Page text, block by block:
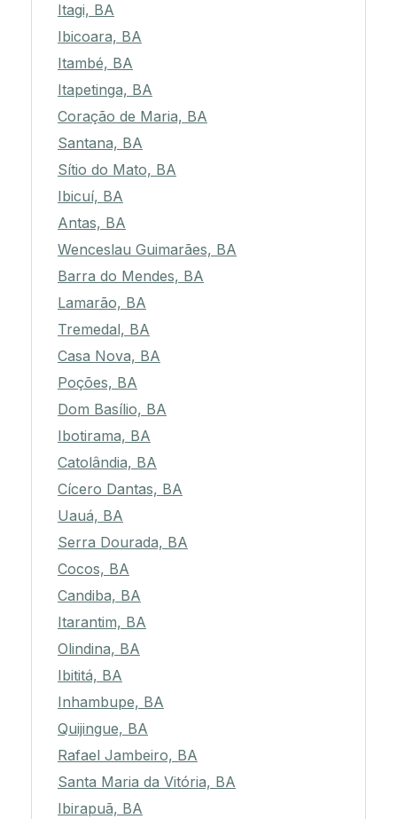
Itagi, BA
Ibicoara, BA
Itambé, BA
Itapetinga, BA
Coração de Maria, BA
Santana, BA
Sítio do Mato, BA
Ibicuí, BA
Antas, BA
Wenceslau Guimarães, BA
Barra do Mendes, BA
Lamarão, BA
Tremedal, BA
Casa Nova, BA
Poções, BA
Dom Basílio, BA
Ibotirama, BA
Catolândia, BA
Cícero Dantas, BA
Uauá, BA
Serra Dourada, BA
Cocos, BA
Candiba, BA
Itarantim, BA
Olindina, BA
Ibititá, BA
Inhambupe, BA
Quijingue, BA
Rafael Jambeiro, BA
Santa Maria da Vitória, BA
Ibirapuã, BA